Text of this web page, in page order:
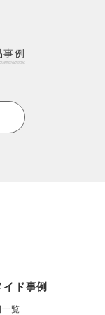
例
ド事例
一覧